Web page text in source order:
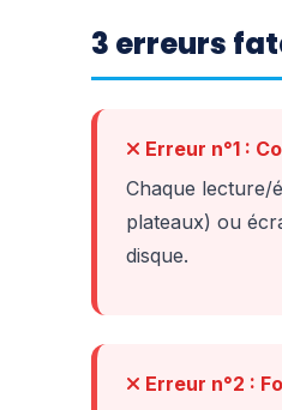
3 erreurs
Erreur n°1 :
Chaque lecture/
plateaux) ou
disque.
Erreur n°2 :